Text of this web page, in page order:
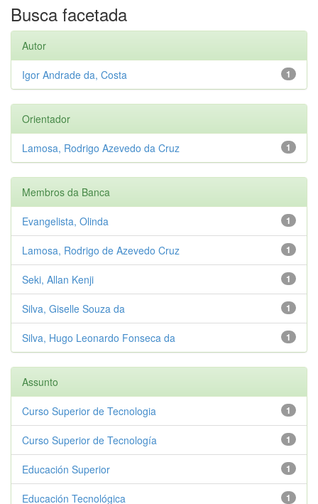
Busca facetada
Autor
1
Igor Andrade da, Costa
Orientador
1
Lamosa, Rodrigo Azevedo da Cruz
Membros da Banca
1
Evangelista, Olinda
1
Lamosa, Rodrigo de Azevedo Cruz
1
Seki, Allan Kenji
1
Silva, Giselle Souza da
1
Silva, Hugo Leonardo Fonseca da
Assunto
1
Curso Superior de Tecnologia
1
Curso Superior de Tecnología
1
Educación Superior
1
Educación Tecnológica